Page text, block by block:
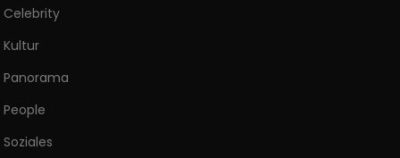
Celebrity
Kultur
Panorama
People
Soziales